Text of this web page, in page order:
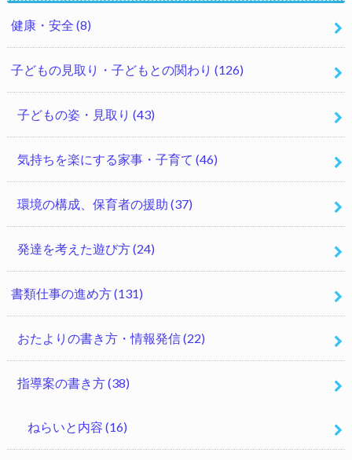
健康・安全 (8)
子どもの見取り・子どもとの関わり (126)
子どもの姿・見取り (43)
気持ちを楽にする家事・子育て (46)
環境の構成、保育者の援助 (37)
発達を考えた遊び方(24)
書類仕事の進め方(131)
おたよりの書き方・情報発信(22)
指導案の書き方(38)
ねらいと内容 (16)